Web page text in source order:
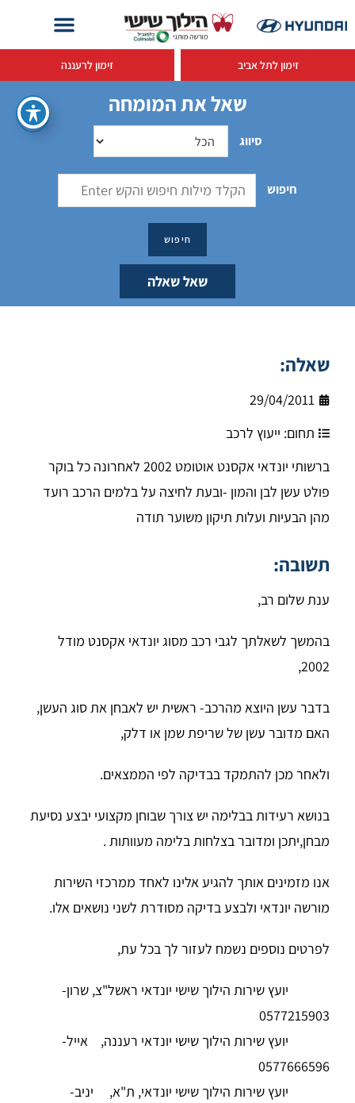
זימון לתל אביב זימון לרעננה
שאל את המומחה
סיווג
חיפוש
שאל שאלה
שאלה:
29/04/2011
תחום: ייעוץ לרכב
ברשותי יונדאי אקסנט אוטומט 2002 לאחרונה כל בוקר
פולט עשן לבן והמון -ובעת לחיצה על בלמים הרכב רועד
מהן הבעיות ועלות תיקון משוער תודה
תשובה:
ענת שלום רב,
בהמשך לשאלתך לגבי רכב מסוג יונדאי אקסנט מודל
2002,
בדבר עשן היוצא מהרכב- ראשית יש לאבחן את סוג העשן,
האם מדובר עשן של שריפת שמן או דלק,
ולאחר מכן להתמקד בבדיקה לפי הממצאים.
בנושא רעידות בבלימה יש צורך שבוחן מקצועי יבצע נסיעת
מבחן,יתכן ומדובר בצלחות בלימה מעוותות .
אנו מזמינים אותך להגיע אלינו לאחד ממרכזי השירות
מורשה יונדאי ולבצע בדיקה מסודרת לשני נושאים אלו.
לפרטים נוספים נשמח לעזור לך בכל עת,
יועץ שירות הילוך שישי יונדאי ראשל"צ, שרון-
0577215903
יועץ שירות הילוך שישי יונדאי רעננה, אייל-
0577666596
יועץ שירות הילוך שישי יונדאי, ת"א, יניב-